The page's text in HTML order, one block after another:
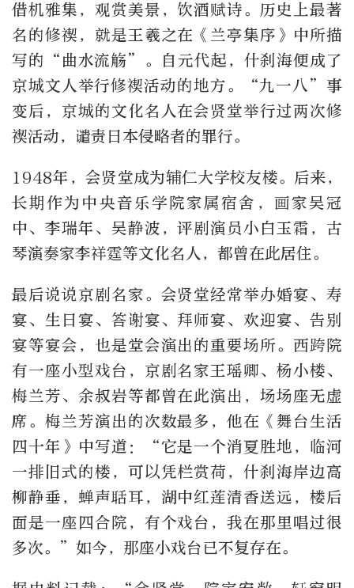
借机雅集，观赏美景，饮酒赋诗。历史上最著
名的修禊，就是王羲之在《兰亭集序》中所描
写的“曲水流觞”。自元代起，什刹海便成了
京城文人举行修禊活动的地方。“九一八”事
变后，京城的文化名人在会贤堂举行过两次修
禊活动，谴责日本侵略者的罪行。
1948年，会贤堂成为辅仁大学校友楼。后来，
长期作为中央音乐学院家属宿舍，画家吴冠
中、李瑞年、吴静波，评剧演员小白玉霜，古
琴演奏家李祥霆等文化名人，都曾在此居住。
最后说说京剧名家。会贤堂经常举办婚宴、寿
宴、生日宴、答谢宴、拜师宴、欢迎宴、告别
宴等宴会，也是堂会演出的重要场所。西跨院
有一座小型戏台，京剧名家王瑶卿、杨小楼、
梅兰芳、余叔岩等都曾在此演出，场场座无虚
席。梅兰芳演出的次数最多，他在《舞台生活
四十年》中写道：“它是一个消夏胜地，临河
一排旧式的楼，可以凭栏赏荷，什刹海岸边高
柳静垂，蝉声聒耳，湖中红莲清香送远，楼后
面是一座四合院，有个戏台，我在那里唱过很
多次。”如今，那座小戏台已不复存在。